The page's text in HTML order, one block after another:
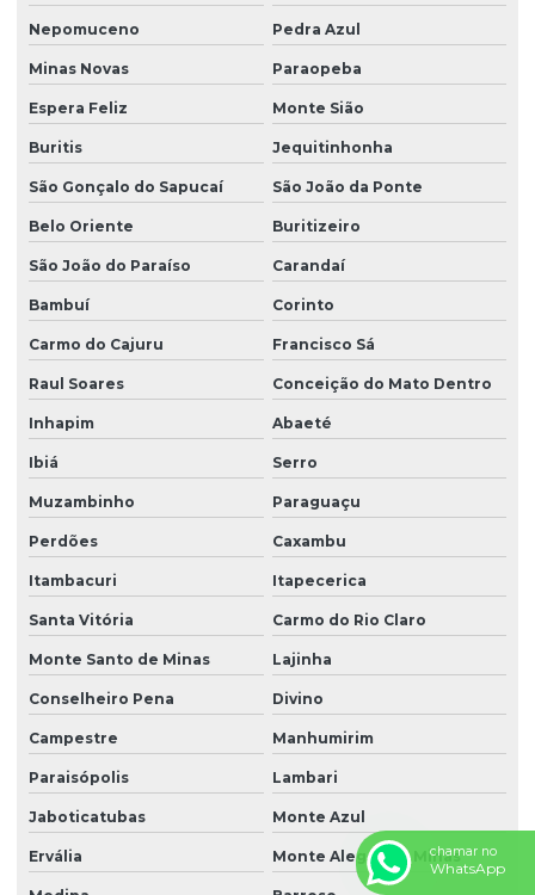
Nepomuceno Pedra Azul
Minas Novas Paraopeba
Espera Feliz Monte Sião
Buritis Jequitinhonha
São Gonçalo do Sapucaí São João da Ponte
Belo Oriente Buritizeiro
São João do Paraíso Carandaí
Bambuí Corinto
Carmo do Cajuru Francisco Sá
Raul Soares Conceição do Mato Dentro
Inhapim Abaeté
Ibiá Serro
Muzambinho Paraguaçu
Perdões Caxambu
Itambacuri Itapecerica
Santa Vitória Carmo do Rio Claro
Monte Santo de Minas Lajinha
Conselheiro Pena Divino
Campestre Manhumirim
Paraisópolis Lambari
Jaboticatubas Monte Azul
Ervália Monte Alegre de Minaschamar no
WhatsApp